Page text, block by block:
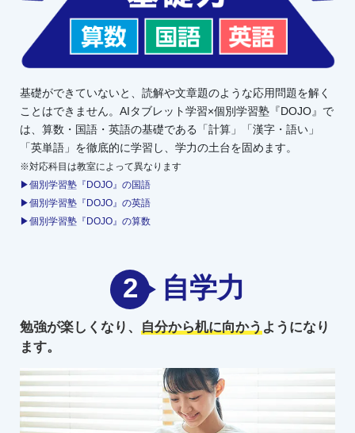
基礎ができていないと、読解や文章題のような応用問題を解く
ことはできません。AIタブレット学習×個別学習塾『DOJO』で
は、算数・国語・英語の基礎である「計算」「漢字・語い」
「英単語」を徹底的に学習し、学力の土台を固めます。
※対応科目は教室によって異なります
▶個別学習塾『DOJO』の国語
▶個別学習塾『DOJO』の英語
▶個別学習塾『DOJO』の算数
2 自学力
勉強が楽しくなり、 自分から机に向かうようになり
ます。